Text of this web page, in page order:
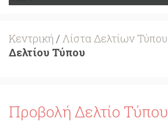
Κεντρική / Λίστα Δελτίων Τύπου
Δελτίου Τύπου
Προβολή Δελτίο Τύπου